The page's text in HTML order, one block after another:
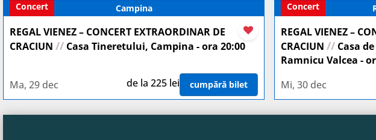
Campina
Concert
REGAL VIENEZ – CONCERT EXTRAORDINAR DE
CRACIUN // Casa Tineretului, Campina - ora 20:00
Ma, 29 dec de la 225 lei cumpără bilet
Concert
REGAL VIENEZ –
CRACIUN // Casa
Ramnicu Valcea -
Mi, 30 dec